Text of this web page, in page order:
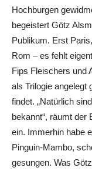
Hochburgen
begeistert Götz
Publikum. Erst
Rom – es fehlt
Fips Fleischers und
als Trilogie angelegt
findet. „Natürlich
bekannt“, räumt der
ein. Immerhin habe
Pinguin-Mambo,
gesungen. Was